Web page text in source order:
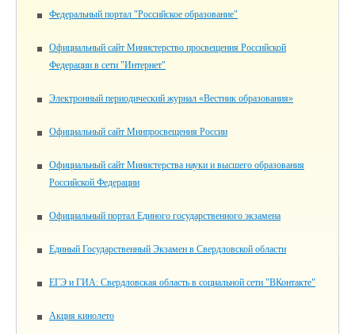
Федеральный портал "Российское образование"
Официальный сайт Министерство просвещения Российской
Федерации в сети "Интернет"
Электронный периодический журнал «Вестник образования»
Официальный сайт Минпросвещения России
Официальный сайт Министерства науки и высшего образования
Российской Федерации
Официальный портал Единого государственного экзамена
Единый Государственный Экзамен в Свердловской области
ЕГЭ и ГИА: Свердловская область в социальной сети "ВКонтакте"
Акция кинолето